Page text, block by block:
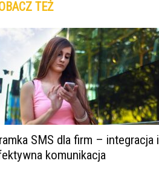
TEŻ
SMS dla firm – integracja i
komunikacja